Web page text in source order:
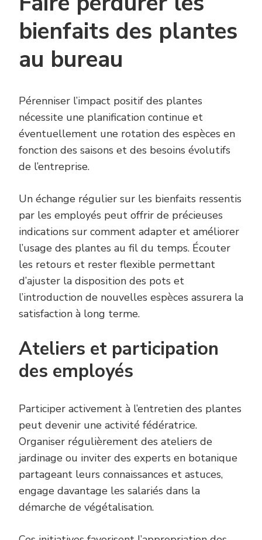
bienfaits des plantes
au bureau
Pérenniser l’impact positif des plantes
nécessite une planification continue et
éventuellement une rotation des espèces en
fonction des saisons et des besoins évolutifs
de l’entreprise.
Un échange régulier sur les bienfaits ressentis
par les employés peut offrir de précieuses
indications sur comment adapter et améliorer
l’usage des plantes au fil du temps. Écouter
les retours et rester flexible permettant
d’ajuster la disposition des pots et
l’introduction de nouvelles espèces assurera la
satisfaction à long terme.
Ateliers et participation
des employés
Participer activement à l’entretien des plantes
peut devenir une activité fédératrice.
Organiser régulièrement des ateliers de
jardinage ou inviter des experts en botanique
partageant leurs connaissances et astuces,
engage davantage les salariés dans la
démarche de végétalisation.